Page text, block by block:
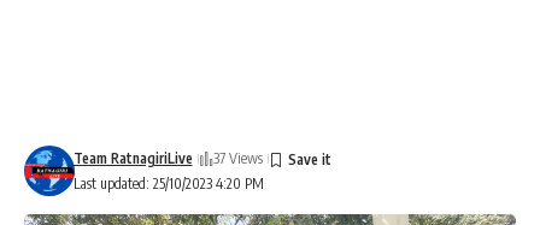
Last updated: 25/10/2023 4:20 PM
Team RatnagiriLive 37 Views